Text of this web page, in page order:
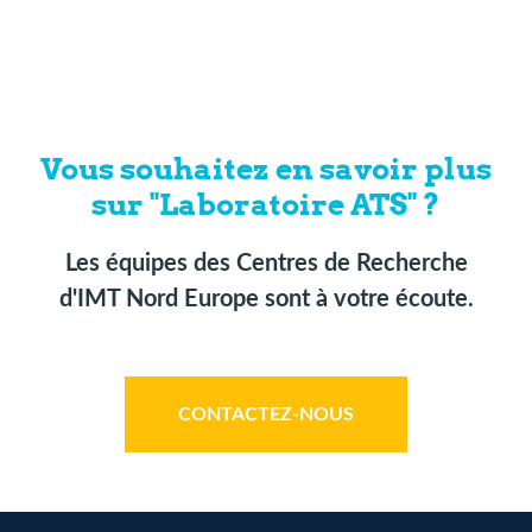
Vous souhaitez en savoir plus
sur "Laboratoire ATS" ?
Les équipes des Centres de Recherche
d'IMT Nord Europe sont à votre écoute.
CONTACTEZ-NOUS